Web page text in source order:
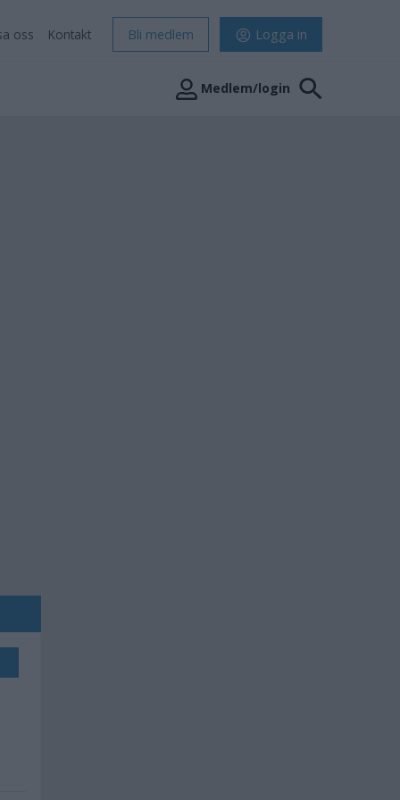
oss Kontakt Bli medlem Logga in
Medlem/login